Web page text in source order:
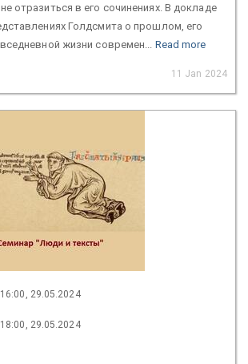
отразиться в его сочинениях. В докладе
Голдсмита о прошлом, его
жизни современ... Read more
11 Jan 2024
16:00, 29.05.2024
18:00, 29.05.2024